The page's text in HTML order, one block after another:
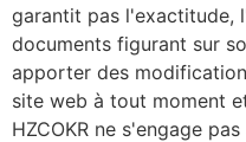
garantit pas l'exactitude,
documents figurant sur
apporter des
site web à tout moment
HZCOKR ne s'engage